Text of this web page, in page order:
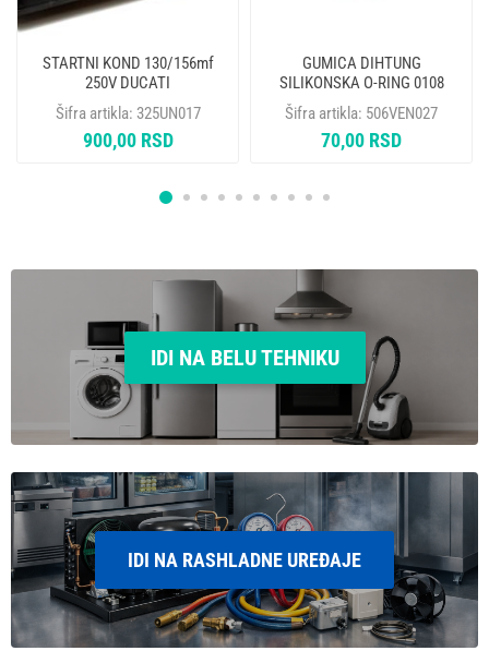
STARTNI KOND 130/156mf
250V DUCATI
Šifra artikla: 325UN017
900,00 RSD
GUMICA DIHTUNG
SILIKONSKA O-RING 0108
SAECO LAVAZZA GAGGIA
NM01.035
Šifra artikla: 506VEN027
70,00 RSD
IDI NA BELU TEHNIKU
IDI NA RASHLADNE UREĐAJE